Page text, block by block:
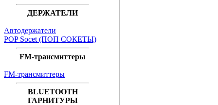
ДЕРЖАТЕЛИ
Автодержатели
POP Socet (ПОП СОКЕТЫ)
FM-трансмиттеры
FM-трансмиттеры
BLUETOOTH
ГАРНИТУРЫ